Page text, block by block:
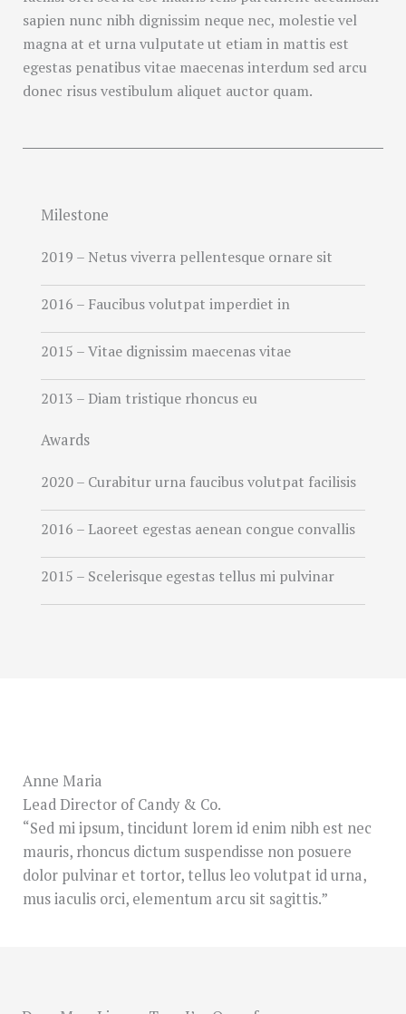
sapien nunc nibh dignissim neque nec, molestie vel
magna at et urna vulputate ut etiam in mattis est
egestas penatibus vitae maecenas interdum sed arcu
donec risus vestibulum aliquet auctor quam.
Milestone
2019 – Netus viverra pellentesque ornare sit
2016 – Faucibus volutpat imperdiet in
2015 – Vitae dignissim maecenas vitae
2013 – Diam tristique rhoncus eu
Awards
2020 – Curabitur urna faucibus volutpat facilisis
2016 – Laoreet egestas aenean congue convallis
2015 – Scelerisque egestas tellus mi pulvinar
Anne Maria
Lead Director of Candy & Co.
“Sed mi ipsum, tincidunt lorem id enim nibh est nec
mauris, rhoncus dictum suspendisse non posuere
dolor pulvinar et tortor, tellus leo volutpat id urna,
mus iaculis orci, elementum arcu sit sagittis.”